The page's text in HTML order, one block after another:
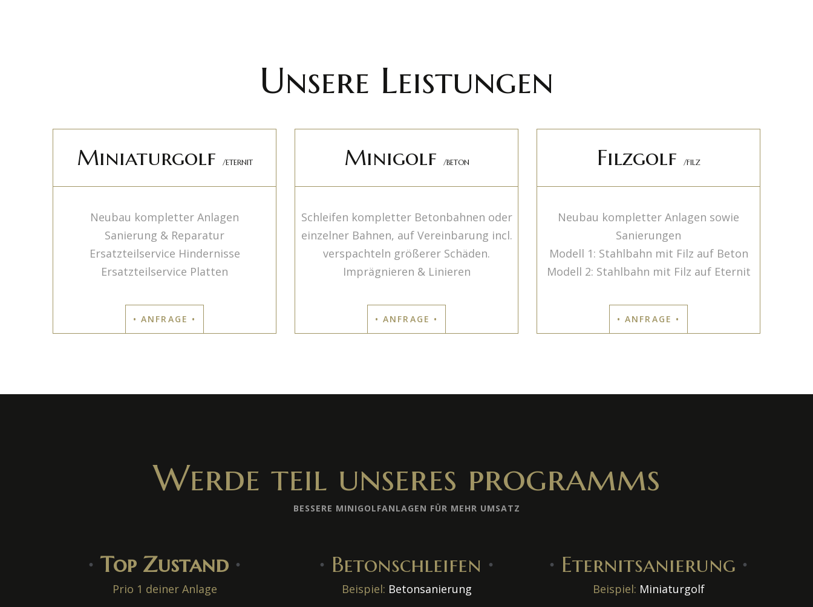
Unsere Leistungen
Miniaturgolf /ETERNIT
Neubau kompletter Anlagen
Sanierung & Reparatur
Ersatzteilservice Hindernisse
Ersatzteilservice Platten
• ANFRAGE •
Minigolf /BETON
Schleifen kompletter Betonbahnen oder
einzelner Bahnen, auf Vereinbarung incl.
verspachteln größerer Schäden.
Imprägnieren & Linieren
• ANFRAGE •
Filzgolf /FILZ
Neubau kompletter Anlagen sowie
Sanierungen
Modell 1: Stahlbahn mit Filz auf Beton
Modell 2: Stahlbahn mit Filz auf Eternit
• ANFRAGE •
Werde teil unseres programms
BESSERE MINIGOLFANLAGEN FÜR MEHR UMSATZ
∙ Top Zustand ∙
Prio 1 deiner Anlage
∙ Betonschleifen ∙
Beispiel: Betonsanierung
∙ Eternitsanierung ∙
Beispiel: Miniaturgolf